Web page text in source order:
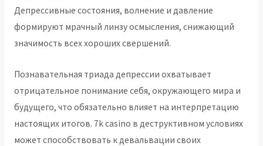
Депрессивные состояния, волнение и давление
формируют мрачный линзу осмысления, снижающий
значимость всех хороших свершений.
Познавательная триада депрессии охватывает
отрицательное понимание себя, окружающего мира и
будущего, что обязательно влияет на интерпретацию
настоящих итогов. 7k casino в деструктивном условиях
может способствовать к девальвации своих